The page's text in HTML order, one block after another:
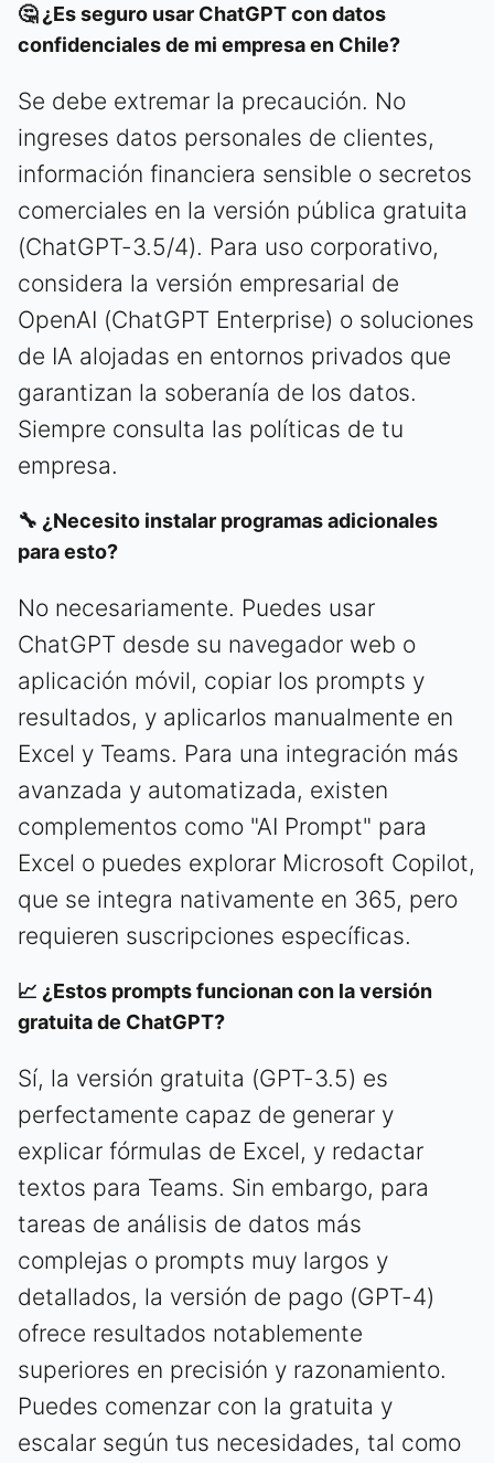
🤔 ¿Es seguro usar ChatGPT con datos
confidenciales de mi empresa en Chile?
Se debe extremar la precaución. No
ingreses datos personales de clientes,
información financiera sensible o secretos
comerciales en la versión pública gratuita
(ChatGPT-3.5/4). Para uso corporativo,
considera la versión empresarial de
OpenAI (ChatGPT Enterprise) o soluciones
de IA alojadas en entornos privados que
garantizan la soberanía de los datos.
Siempre consulta las políticas de tu
empresa.
🔧 ¿Necesito instalar programas adicionales
para esto?
No necesariamente. Puedes usar
ChatGPT desde su navegador web o
aplicación móvil, copiar los prompts y
resultados, y aplicarlos manualmente en
Excel y Teams. Para una integración más
avanzada y automatizada, existen
complementos como "AI Prompt" para
Excel o puedes explorar Microsoft Copilot,
que se integra nativamente en 365, pero
requieren suscripciones específicas.
📈 ¿Estos prompts funcionan con la versión
gratuita de ChatGPT?
Sí, la versión gratuita (GPT-3.5) es
perfectamente capaz de generar y
explicar fórmulas de Excel, y redactar
textos para Teams. Sin embargo, para
tareas de análisis de datos más
complejas o prompts muy largos y
detallados, la versión de pago (GPT-4)
ofrece resultados notablemente
superiores en precisión y razonamiento.
Puedes comenzar con la gratuita y
escalar según tus necesidades, tal como